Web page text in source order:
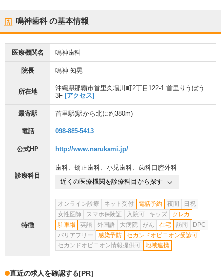
鳴神歯科の基本情報
医療機関名 鳴神歯科
院長 鳴神 知晃
所在地
沖縄県那覇市首里久場川町2丁目122-1 首里りうぼう
3F [アクセス]
最寄駅 首里駅(駅から北に約380m)
電話 098-885-5413
公式HP http://www.narukami.jp/
診療科目
歯科、 矯正歯科、 小児歯科、 歯科口腔外科
近くの医療機関を診療科目から探す
特徴
オンライン診療 ネット受付 電話予約 夜間
日祝
女性医師
スマホ保険証 入院可 キッズ
クレカ
駐車場
英語 外国語 大病院 がん 在宅 訪問
DPC
バリアフリー
感染予防
セカンドオピニオン受診可
セカンドオピニオン情報提供可
地域連携
直近の求人を確認する[PR]